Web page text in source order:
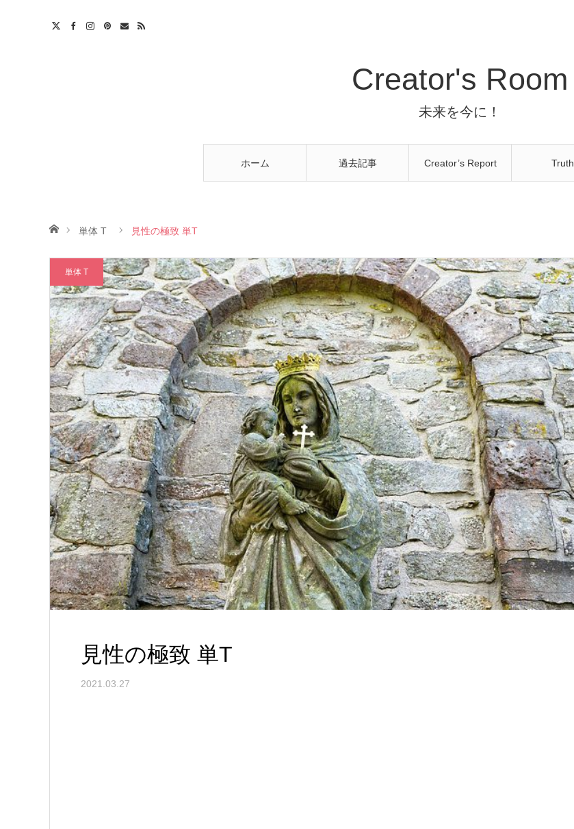
Creator's Room
未来を今に！
ホーム 過去記事 Creator’s Report Truth
ホーム単体 T 見性の極致 単T
単体 T
見性の極致 単T
2021.03.27